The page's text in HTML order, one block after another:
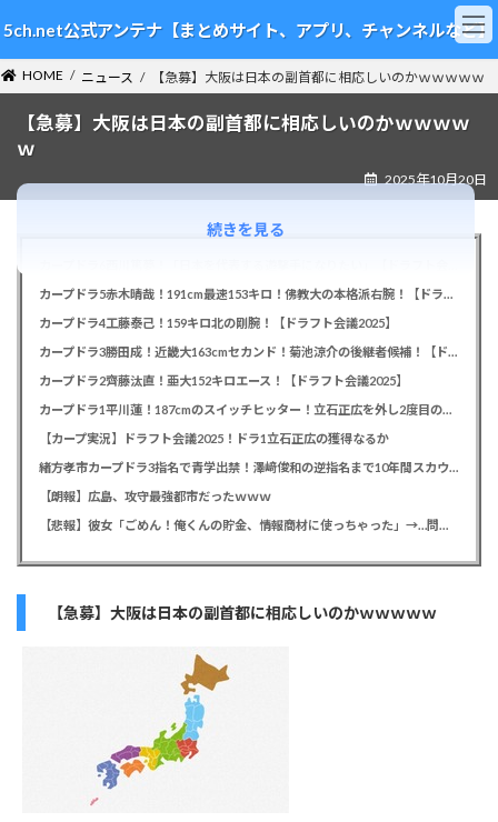
ン
テ
ン
ツ
ビ
ゲ
ー
シ
5ch.net公式アンテナ【まとめサイト、アプリ、チャンネルなど】
HOME ニュース 【急募】大阪は日本の副首都に相応しいのかｗｗｗｗｗ
【急募】大阪は日本の副首都に相応しいのかｗｗｗｗ
ｗ
2025年10月20日
カープドラ5赤木晴哉！191cm最速153キロ！佛教大の本格派右腕！【ドラフト会議2025】
カープドラ4工藤泰己！159キロ北の剛腕！【ドラフト会議2025】
カープドラ3勝田成！近畿大163cmセカンド！菊池涼介の後継者候補！【ドラフト会議2025】
カープドラ2齊藤汰直！亜大152キロエース！【ドラフト会議2025】
カープドラ1平川蓮！187cmのスイッチヒッター！立石正広を外し2度目の重複も新井監督がクジを引き当てる！【ドラフト会議2025】
【カープ実況】ドラフト会議2025！ドラ1立石正広の獲得なるか
緒方孝市カープドラ3指名で青学出禁！澤﨑俊和の逆指名まで10年間スカウト出禁
【朗報】広島、攻守最強都市だったｗｗｗ
【悲報】彼女「ごめん！俺くんの貯金、情報商材に使っちゃった」→…問い詰めたらギャン泣きされたんだが俺が悪いのか？
【急募】大阪は日本の副首都に相応しいのかｗｗｗｗｗ
続きを見る